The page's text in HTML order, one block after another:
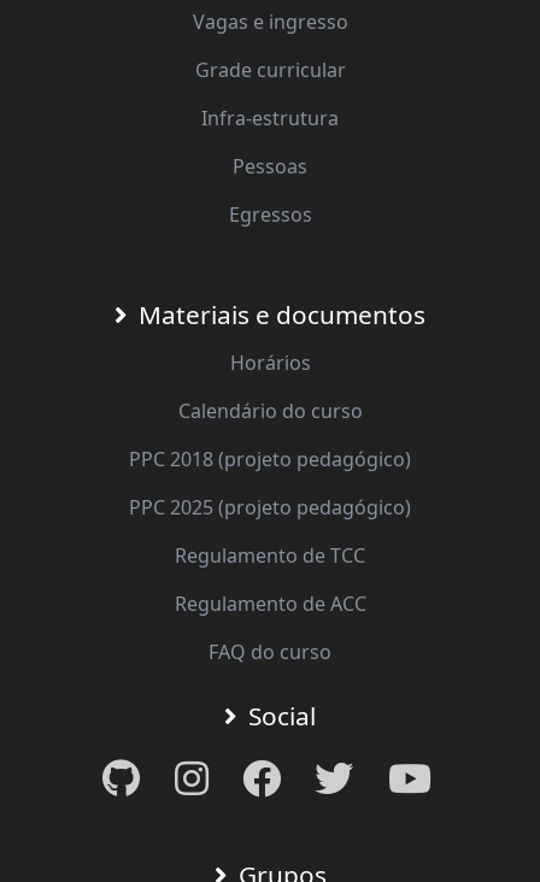
Vagas e ingresso
Grade curricular
Infra-estrutura
Pessoas
Egressos
Materiais e documentos
Horários
Calendário do curso
PPC 2018 (projeto pedagógico)
PPC 2025 (projeto pedagógico)
Regulamento de TCC
Regulamento de ACC
FAQ do curso
Social